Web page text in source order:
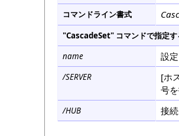
コマンドライン書式
"CascadeSet" コマンドで指定
name
設
/SERVER
[ホ
号
/HUB 接